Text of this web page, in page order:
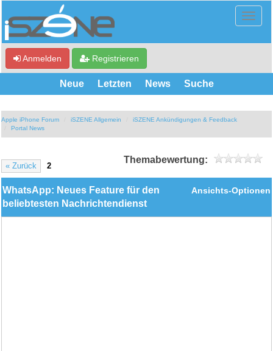
Anmelden Registrieren
Neue Letzten News Suche
Apple iPhone Forum iSZENE Allgemein
iSZENE Ankündigungen & Feedback
Portal News
« Zurück 2
Themabewertung:
Ansichts-Optionen
WhatsApp: Neues Feature für den
beliebtesten Nachrichtendienst